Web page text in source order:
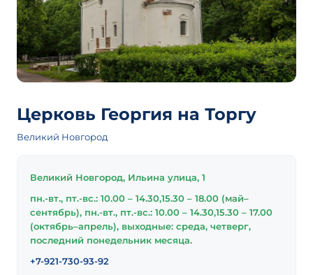
Церковь Георгия на Торгу
Великий Новгород
Великий Новгород, Ильина улица, 1
пн.-вт., пт.-вс.: 10.00 – 14.30,15.30 – 18.00 (май–
сентябрь), пн.-вт., пт.-вс.: 10.00 – 14.30,15.30 – 17.00
(октябрь–апрель), выходные: среда, четверг,
последний понедельник месяца.
+7-921-730-93-92